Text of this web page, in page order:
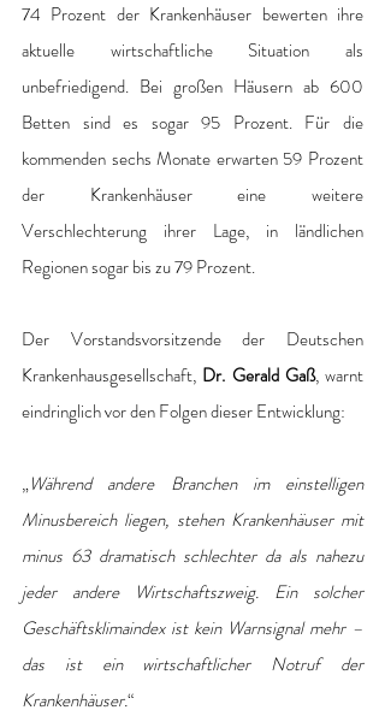
74 Prozent der Krankenhäuser bewerten ihre
aktuelle wirtschaftliche Situation als
unbefriedigend. Bei großen Häusern ab 600
Betten sind es sogar 95 Prozent. Für die
kommenden sechs Monate erwarten 59 Prozent
der Krankenhäuser eine weitere
Verschlechterung ihrer Lage, in ländlichen
Regionen sogar bis zu 79 Prozent.
Der Vorstandsvorsitzende der Deutschen
Krankenhausgesellschaft, Dr. Gerald Gaß, warnt
eindringlich vor den Folgen dieser Entwicklung:
„Während andere Branchen im einstelligen
Minusbereich liegen, stehen Krankenhäuser mit
minus 63 dramatisch schlechter da als nahezu
jeder andere Wirtschaftszweig. Ein solcher
Geschäftsklimaindex ist kein Warnsignal mehr –
das ist ein wirtschaftlicher Notruf der
Krankenhäuser.“